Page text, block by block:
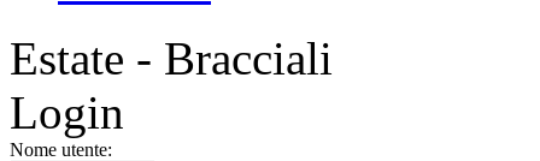
Estate - Bracciali
Login
Nome utente: